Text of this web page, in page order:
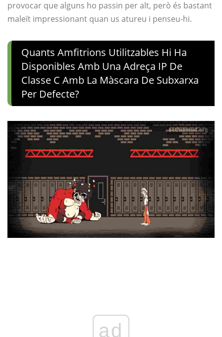
provocar que alguns ho passin per alt, però és bastant
maleït impressionant quan us atureu i penseu-hi.
Quants Amfitrions Utilitzables Hi Ha
Disponibles Amb Una Adreça IP De
Classe C Amb La Màscara De Subxarxa
Per Defecte?
ad